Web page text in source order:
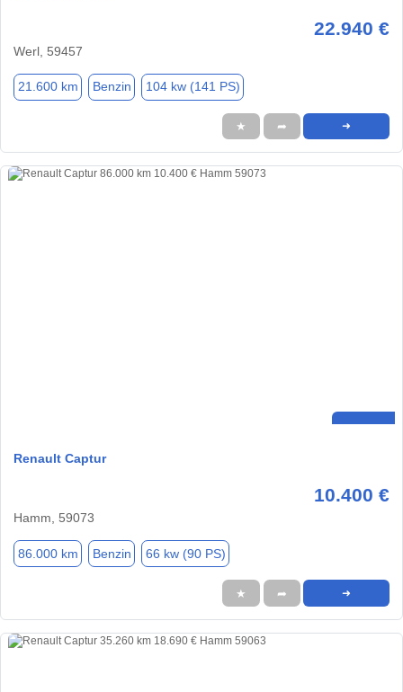
22.940 €
Werl, 59457
21.600 km Benzin 104 kw (141 PS)
★ ➦ ➜
Renault Captur
10.400 €
Hamm, 59073
86.000 km Benzin 66 kw (90 PS)
★ ➦ ➜